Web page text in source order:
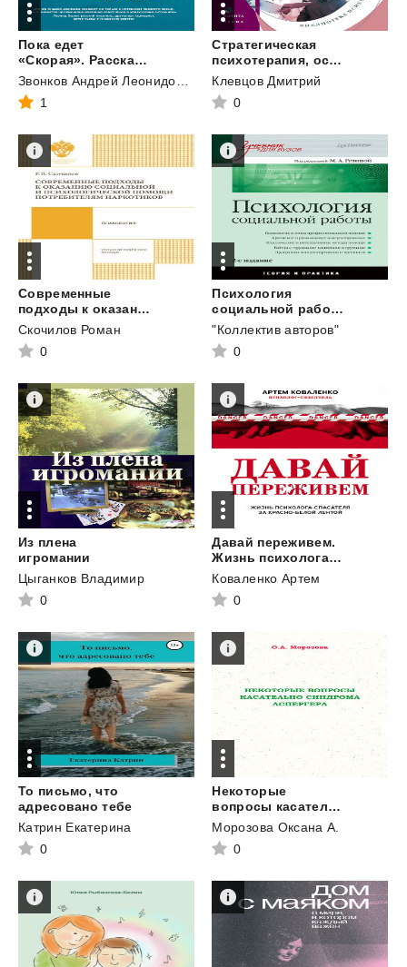
Пока едет
«Скорая». Рассказы, которые могут спасти вашу жизнь
1
Стратегическая
психотерапия, основанная на многоосевой диагностике
Клевцов Дмитрий
0
Современные
подходы к оказанию социальной и психологической помощи потребителям наркотиков
Скочилов Роман
0
Психология
социальной работы. Теория и практика. Учебник для вузов
"Коллектив авторов"
0
Из плена
игромании
Цыганков Владимир
0
Давай переживем.
Жизнь психолога-спасателя за красно-белой лентой
Коваленко Артем
0
То письмо, что
адресовано тебе
Катрин Екатерина
0
Некоторые
вопросы касательно синдрома Аспергера
Морозова Оксана А.
0